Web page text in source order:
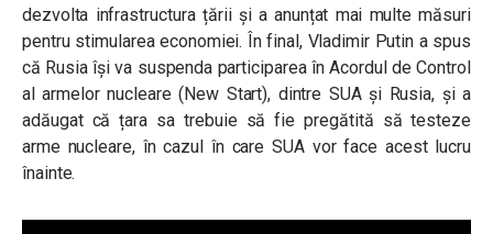
dezvolta infrastructura țării și a anunțat mai multe măsuri
pentru stimularea economiei. În final, Vladimir Putin a spus
că Rusia își va suspenda participarea în Acordul de Control
al armelor nucleare (New Start), dintre SUA și Rusia, și a
adăugat că țara sa trebuie să fie pregătită să testeze
arme nucleare, în cazul în care SUA vor face acest lucru
înainte.